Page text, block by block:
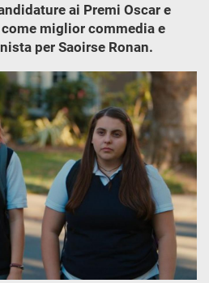
ai Premi Oscar e
miglior commedia e
per Saoirse Ronan.